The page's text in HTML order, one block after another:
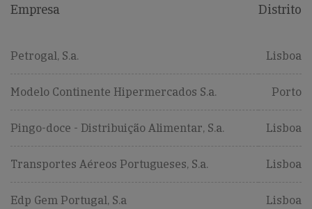
Empresa Distrito
Petrogal, S.a. Lisboa
Modelo Continente Hipermercados S.a. Porto
Pingo-doce - Distribuição Alimentar, S.a. Lisboa
Transportes Aéreos Portugueses, S.a. Lisboa
Edp Gem Portugal, S.a Lisboa